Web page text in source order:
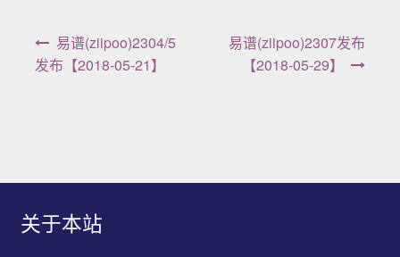
文章导航易谱(ziipoo)2304/5
发布【2018-05-21】
易谱(ziipoo)2307发布
【2018-05-29】
关于本站